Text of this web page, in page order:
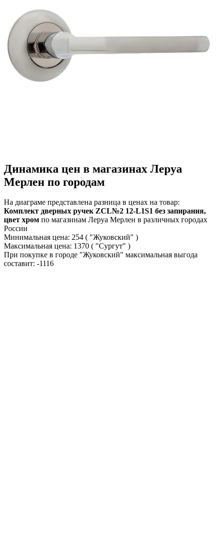
Динамика цен в магазинах Леруа
Мерлен по городам
На диаграме представлена разница в ценах на товар:
Комплект дверных ручек ZCL№2 12-L1S1 без запирания,
цвет хром по магазинам Леруа Мерлен в различных городах
России
Минимальная цена: 254 ( "Жуковский" )
Максимальная цена: 1370 ( "Сургут" )
При покупке в городе "Жуковский" максимальная выгода
составит: -1116